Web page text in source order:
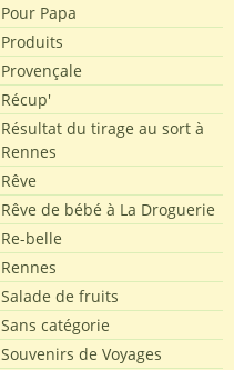
Pour Papa
Produits
Provençale
Récup'
Résultat du tirage au sort à
Rennes
Rêve
Rêve de bébé à La Droguerie
Re-belle
Rennes
Salade de fruits
Sans catégorie
Souvenirs de Voyages